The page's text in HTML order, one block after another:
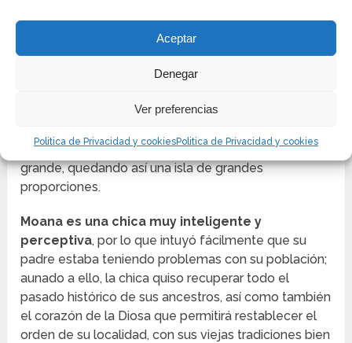
Aceptar
Denegar
Ver preferencias
Politica de Privacidad y cookiesPolitica de Privacidad y cookies
isla.
La situación del lugar remite a una historia legendaria
contada por abuela Tata, sobre un hecho corrido
la vida, de nombre Tefiti, un día se recostó para
una porción de tierra sobre el mar que se hacía más
grande, quedando así una isla de grandes
proporciones.
Moana es una chica muy inteligente y
perceptiva, por lo que intuyó fácilmente que su
padre estaba teniendo problemas con su población;
aunado a ello, la chica quiso recuperar todo el
pasado histórico de sus ancestros, así como también
el corazón de la Diosa que permitirá restablecer el
orden de su localidad, con sus viejas tradiciones bien